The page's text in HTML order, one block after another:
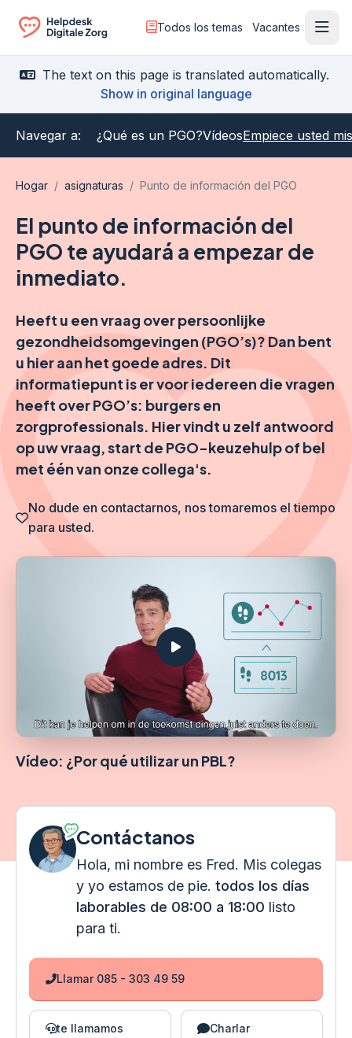
Ga naar de homepagina
Todos los temas Vacantes
The text on this page is translated automatically.
Show in original language
Navegar a: ¿Qué es un PGO?VídeosEmpiece usted
Hogar / asignaturas / Punto de información del PGO
El punto de información del
PGO te ayudará a empezar de
inmediato.
Heeft u een vraag over persoonlijke
gezondheidsomgevingen (PGO’s)? Dan bent
u hier aan het goede adres. Dit
informatiepunt is er voor iedereen die vragen
heeft over PGO’s: burgers en
zorgprofessionals. Hier vindt u zelf antwoord
op uw vraag, start de PGO-keuzehulp of bel
met één van onze collega's.
No dude en contactarnos, nos tomaremos el tiempo
para usted.
Vídeo: ¿Por qué utilizar un PBL?
Contáctanos
Hola, mi nombre es Fred. Mis colegas
y yo estamos de pie. todos los días
laborables de 08:00 a 18:00 listo
para ti.
Llamar 085 - 303 49 59
te llamamos Charlar